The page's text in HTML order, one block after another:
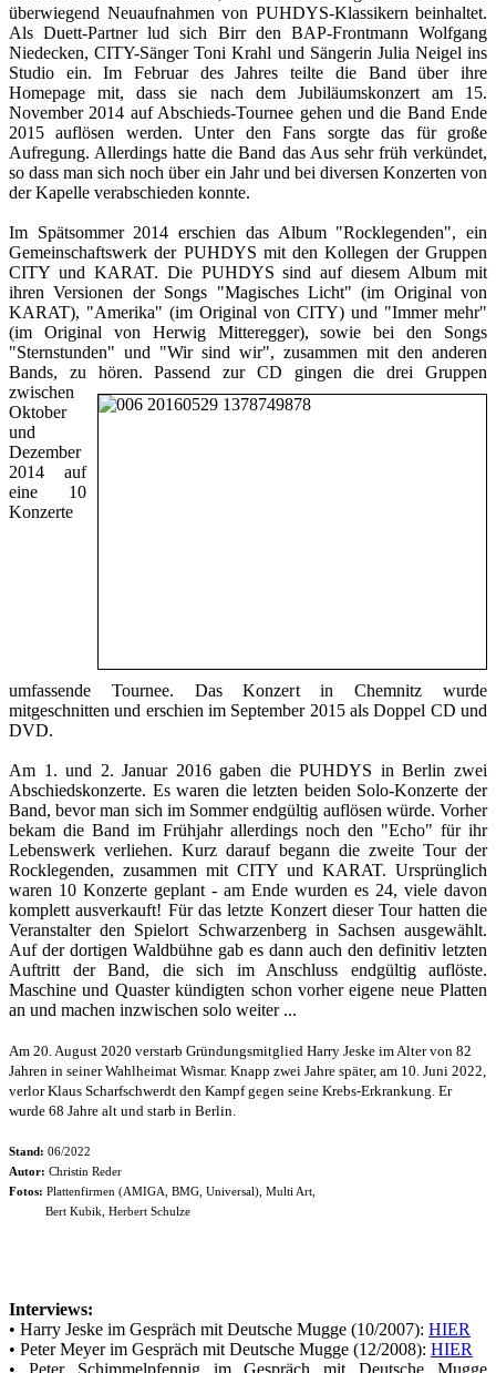
überwiegend Neuaufnahmen von PUHDYS-Klassikern beinhaltet.
Als Duett-Partner lud sich Birr den BAP-Frontmann Wolfgang
Niedecken, CITY-Sänger Toni Krahl und Sängerin Julia Neigel ins
Studio ein. Im Februar des Jahres teilte die Band über ihre
Homepage mit, dass sie nach dem Jubiläumskonzert am 15.
November 2014 auf Abschieds-Tournee gehen und die Band Ende
2015 auflösen werden. Unter den Fans sorgte das für große
Aufregung. Allerdings hatte die Band das Aus sehr früh verkündet,
so dass man sich noch über ein Jahr und bei diversen Konzerten von
der Kapelle verabschieden konnte.
Im Spätsommer 2014 erschien das Album "Rocklegenden", ein
Gemeinschaftswerk der PUHDYS mit den Kollegen der Gruppen
CITY und KARAT. Die PUHDYS sind auf diesem Album mit
ihren Versionen der Songs "Magisches Licht" (im Original von
KARAT), "Amerika" (im Original von CITY) und "Immer mehr"
(im Original von Herwig Mitteregger), sowie bei den Songs
"Sternstunden" und "Wir sind wir", zusammen mit den anderen
Bands, zu hören. Passend zur CD gingen die drei Gruppen
zwischen
Oktober
und
Dezember
2014 auf
eine 10
Konzerte
umfassende Tournee. Das Konzert in Chemnitz wurde
mitgeschnitten und erschien im September 2015 als Doppel CD und
DVD.
Am 1. und 2. Januar 2016 gaben die PUHDYS in Berlin zwei
Abschiedskonzerte. Es waren die letzten beiden Solo-Konzerte der
Band, bevor man sich im Sommer endgültig auflösen würde. Vorher
bekam die Band im Frühjahr allerdings noch den "Echo" für ihr
Lebenswerk verliehen. Kurz darauf begann die zweite Tour der
Rocklegenden, zusammen mit CITY und KARAT. Ursprünglich
waren 10 Konzerte geplant - am Ende wurden es 24, viele davon
komplett ausverkauft! Für das letzte Konzert dieser Tour hatten die
Veranstalter den Spielort Schwarzenberg in Sachsen ausgewählt.
Auf der dortigen Waldbühne gab es dann auch den definitiv letzten
Auftritt der Band, die sich im Anschluss endgültig auflöste.
Maschine und Quaster kündigten schon vorher eigene neue Platten
an und machen inzwischen solo weiter ...
Am 20. August 2020 verstarb Gründungsmitglied Harry Jeske im Alter von 82
Jahren in seiner Wahlheimat Wismar. Knapp zwei Jahre später, am 10. Juni 2022,
verlor Klaus Scharfschwerdt den Kampf gegen seine Krebs-Erkrankung. Er
wurde 68 Jahre alt und starb in Berlin.
Stand: 06/2022
Autor: Christin Reder
Fotos: Plattenfirmen (AMIGA, BMG, Universal), Multi Art,
Bert Kubik, Herbert Schulze
Interviews:
• Harry Jeske im Gespräch mit Deutsche Mugge (10/2007): HIER
• Peter Meyer im Gespräch mit Deutsche Mugge (12/2008): HIER
• Peter Schimmelpfennig im Gespräch mit Deutsche Mugge